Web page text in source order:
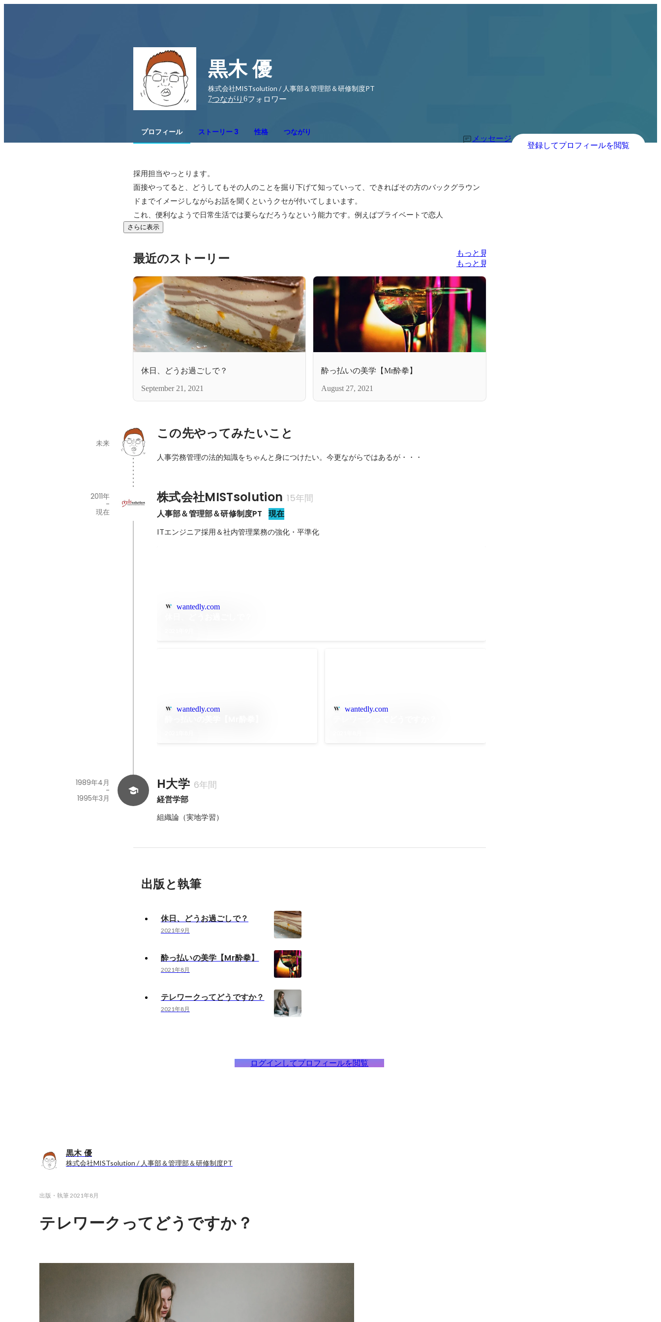
黒木 優
株式会社MISTsolution / 人事部＆管理部＆研修制度PT
7つながり 6フォロワー
プロフィール ストーリー 3 性格 つながり
メッセージ
登録してプロフィールを閲覧
採用担当やっとります。
面接やってると、どうしてもその人のことを掘り下げて知っていって、できればその方のバックグラウン
ドまでイメージしながらお話を聞くというクセが付いてしまいます。
これ、便利なようで日常生活では要らなだろうなという能力です。例えばプライベートで恋人
さらに表示
最近のストーリー
もっと見る
もっと見る
休日、どうお過ごしで？
September 21, 2021
酔っ払いの美学【Mr酔拳】
August 27, 2021
この先やってみたいこと
未来
人事労務管理の法的知識をちゃんと身につけたい。今更ながらではあるが・・・
株式会社MISTsolution 15年間
人事部＆管理部＆研修制度PT 現在
2011年
-
現在
ITエンジニア採用＆社内管理業務の強化・平準化
wantedly.com
wantedly.com wantedly.com
H大学 6年間
経営学部
1989年4月
-
1995年3月
組織論（実地学習）
出版と執筆
休日、どうお過ごしで？
2021年9月
酔っ払いの美学【Mr酔拳】
2021年8月
テレワークってどうですか？
2021年8月
ログインしてプロフィールを閲覧
黒木 優
株式会社MISTsolution / 人事部＆管理部＆研修制度PT
出版・執筆 2021年8月
テレワークってどうですか？